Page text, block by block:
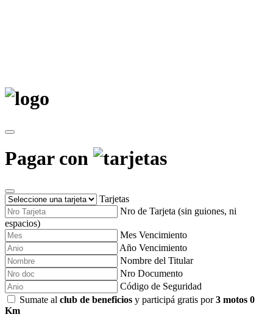
Pagar con
Tarjetas
Nro de Tarjeta (sin guiones, ni
espacios)
Mes Vencimiento
Año Vencimiento
Nombre del Titular
Nro Documento
Código de Seguridad
Sumate al club de beneficios y participá gratis por3 motos 0
Km